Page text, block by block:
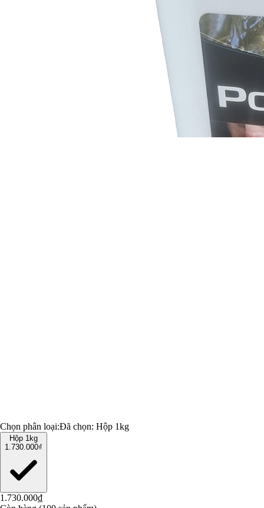
Chọn phân loại:Đã chọn: Hộp 1kg
Hộp 1kg
1.730.000₫
1.730.000₫